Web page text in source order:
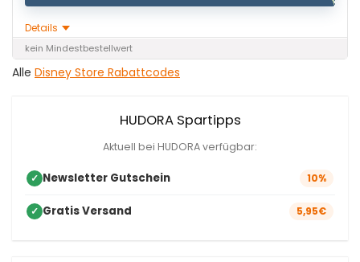
Details
kein Mindestbestellwert
Alle Disney Store Rabattcodes
HUDORA Spartipps
Aktuell bei HUDORA verfügbar:
✓ Newsletter Gutschein 10%
✓ Gratis Versand 5,95€